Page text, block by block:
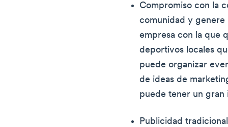
Compromiso con la
comunidad y genere
empresa con la que
deportivos locales
puede organizar
de ideas de
puede tener un gran
Publicidad